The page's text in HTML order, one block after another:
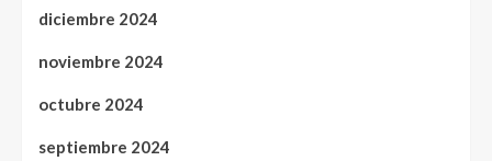
diciembre 2024
noviembre 2024
octubre 2024
septiembre 2024